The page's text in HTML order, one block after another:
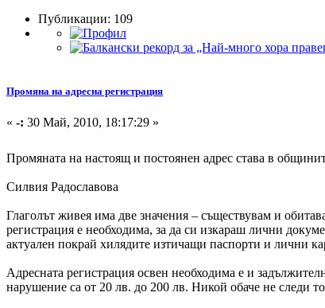
Публикации: 109
Промяна на адресна регистрация
« -: 30 Май, 2010, 18:17:29 »
Промяната на настоящ и постоянен адрес става в
Силвия Радославова
Глаголът живея има две значения – съществувам и
регистрация е необходима, за да си изкараш лични
актуален покрай хилядите изтичащи паспорти и лични
Адресната регистрация освен необходима е и
нарушение са от 20 лв. до 200 лв. Никой обаче не следи